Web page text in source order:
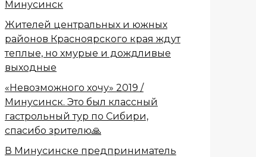
Минусинск
Жителей центральных и южных
районов Красноярского края ждут
теплые, но хмурые и дождливые
выходные
«Невозможного хочу» 2019 /
Минусинск. Это был классный
гастрольный тур по Сибири,
спасибо зрителю🙏
В Минусинске предприниматель